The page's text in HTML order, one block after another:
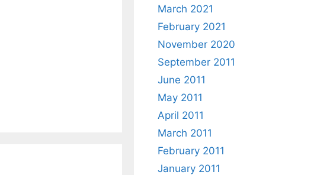
March 2021
February 2021
November 2020
September 2011
June 2011
May 2011
April 2011
March 2011
February 2011
January 2011